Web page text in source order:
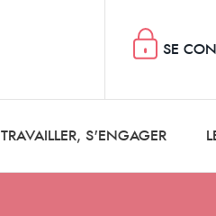
TRAVAILLER, S'ENGAGER
SE